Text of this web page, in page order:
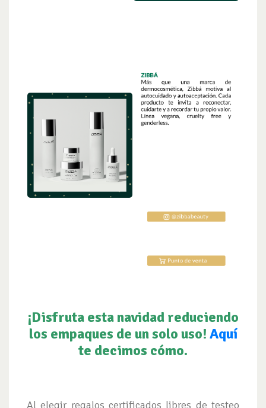
¡Disfruta esta navidad reduciendo
los empaques de un solo uso! Aquí
te decimos cómo.
Al elegir regalos certificados libres de testeo